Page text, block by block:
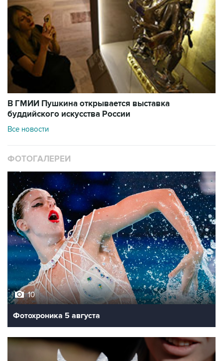
В ГМИИ Пушкина открывается выставка
буддийского искусства России
Все новости
ФОТОГАЛЕРЕИ
10
Фотохроника 5 августа